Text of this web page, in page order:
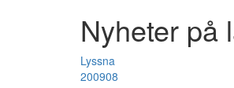
Nyheter på
Lyssna
200908